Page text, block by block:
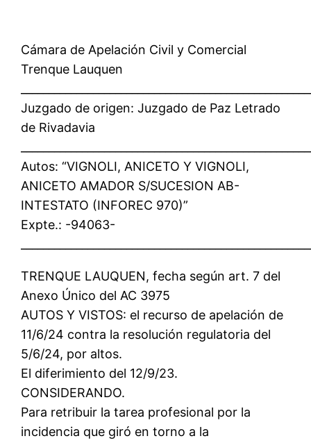
Cámara de Apelación Civil y Comercial
Trenque Lauquen
Juzgado de origen: Juzgado de Paz Letrado
de Rivadavia
Autos: “VIGNOLI, ANICETO Y VIGNOLI,
ANICETO AMADOR S/SUCESION AB-
INTESTATO (INFOREC 970)”
Expte.: -94063-
TRENQUE LAUQUEN, fecha según art. 7 del
Anexo Único del AC 3975
AUTOS Y VISTOS: el recurso de apelación de
11/6/24 contra la resolución regulatoria del
5/6/24, por altos.
El diferimiento del 12/9/23.
CONSIDERANDO.
Para retribuir la tarea profesional por la
incidencia que giró en torno a la